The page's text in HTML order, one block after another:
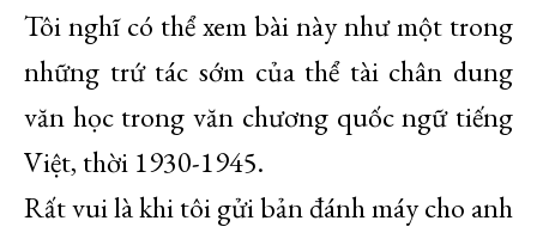
Tôi nghĩ có thể xem bài này như một trong
những trứ tác sớm của thể tài chân dung
văn học trong văn chương quốc ngữ tiếng
Việt, thời 1930-1945.
Rất vui là khi tôi gửi bản đánh máy cho anh